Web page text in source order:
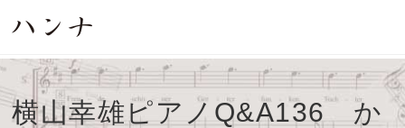
横山幸雄ピアノQ&A136 か